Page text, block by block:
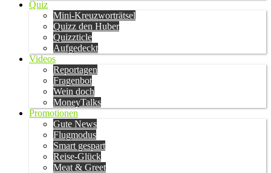
Quiz
Mini-Kreuzworträtsel
Quizz den Huber
Quizzticle
Aufgedeckt
Videos
Reportagen
Fragenbot
Wein doch
MoneyTalks
Promotionen
Gute News
Flugmodus
Smart gespart
Reise-Glück
Meat & Greet